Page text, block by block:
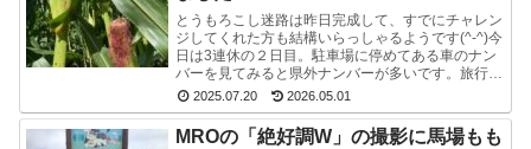
とうもろこし迷路は昨日完成して、すでにチャレン
ジしてくれた方も結構いらっしゃるようです(^-^)今
日は3連休の２日目。駐車場に停めてある車のナン
バーを見てみると県外ナンバーが多いです。旅行と
か帰省ですかね(^^)みんな楽しそうで良かったで
す...
2025.07.20 2026.05.01
MROの「絶好調W」の撮影に馬場もも